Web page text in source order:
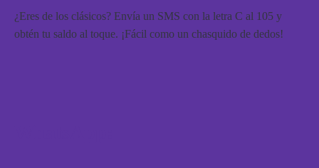
¿Eres de los clásicos? Envía un SMS con la letra C al 105 y
obtén tu saldo al toque. ¡Fácil como un chasquido de dedos!